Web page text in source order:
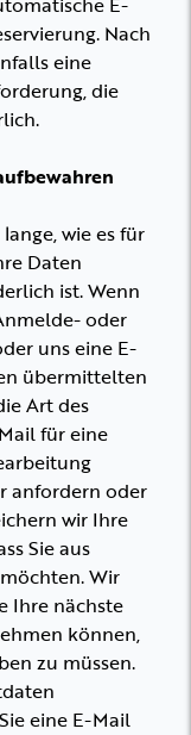
Nach
eine
die
wie es für
Daten
ist. Wenn
oder
uns eine E-
übermittelten
Art des
für eine
anfordern oder
wir Ihre
Sie aus
Wir
Ihre nächste
können,
zu müssen.
eine E-Mail